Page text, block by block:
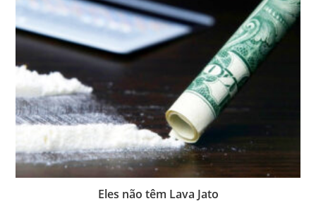
Eles não têm Lava Jato